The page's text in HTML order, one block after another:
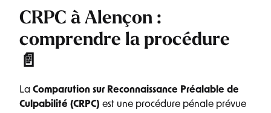
CRPC à Alençon :
comprendre la procédure
📄
La Comparution sur Reconnaissance Préalable de
Culpabilité (CRPC) est une procédure pénale prévue